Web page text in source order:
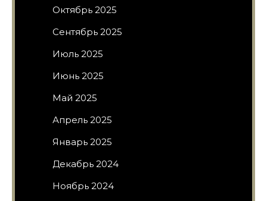
Октябрь 2025
Сентябрь 2025
Июль 2025
Июнь 2025
Май 2025
Апрель 2025
Январь 2025
Декабрь 2024
Ноябрь 2024